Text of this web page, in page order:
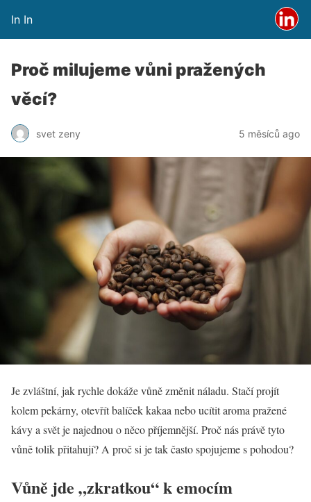
In In
Proč milujeme vůni pražených
věcí?
svet zeny 5 měsíců ago
Je zvláštní, jak rychle dokáže vůně změnit náladu. Stačí projít
kolem pekárny, otevřít balíček kakaa nebo ucítit aroma pražené
kávy a svět je najednou o něco příjemnější. Proč nás právě tyto
vůně tolik přitahují? A proč si je tak často spojujeme s pohodou?
Vůně jde „zkratkou“ k emocím